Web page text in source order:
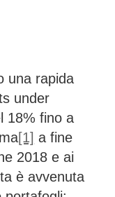
una rapida
under
18% fino a
[1] a fine
2018 e ai
è avvenuta